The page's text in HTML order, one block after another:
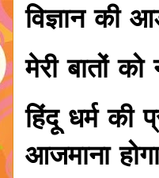
विज्ञान की
मेरी बातों
हिंदू धर्म की
आजमाना